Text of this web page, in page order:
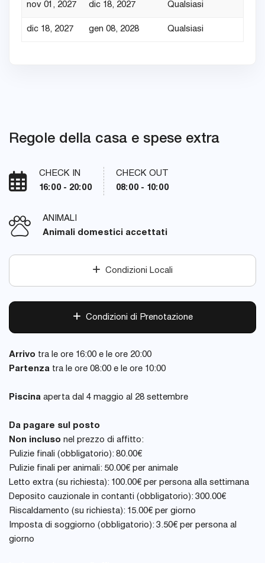
nov 01, 2027 dic 18, 2027 Qualsiasi
dic 18, 2027 gen 08, 2028 Qualsiasi
Regole della casa e spese extra
CHECK IN
16:00 - 20:00
CHECK OUT
08:00 - 10:00
ANIMALI
Animali domestici accettati
Condizioni Locali
Condizioni di Prenotazione
Arrivo tra le ore 16:00 e le ore 20:00
Partenza tra le ore 08:00 e le ore 10:00
Piscina aperta dal 4 maggio al 28 settembre
Da pagare sul posto
Non incluso nel prezzo di affitto:
Pulizie finali (obbligatorio): 80.00€
Pulizie finali per animali: 50.00€ per animale
Letto extra (su richiesta): 100.00€ per persona alla settimana
Deposito cauzionale in contanti (obbligatorio): 300.00€
Riscaldamento (su richiesta): 15.00€ per giorno
Imposta di soggiorno (obbligatorio): 3.50€ per persona al
giorno